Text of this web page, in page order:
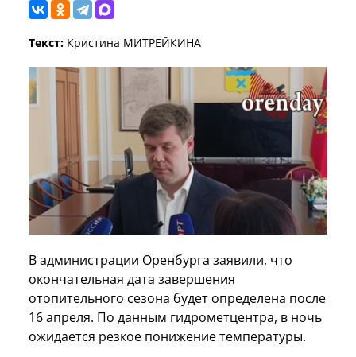
Текст: Кристина МИТРЕЙКИНА
В администрации Оренбурга заявили, что
окончательная дата завершения
отопительного сезона будет определена после
16 апреля. По данным гидрометцентра, в ночь
ожидается резкое понижение температуры.